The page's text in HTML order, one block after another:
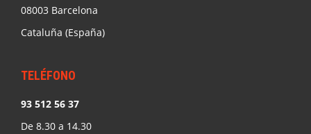
08003 Barcelona
Cataluña (España)
TELÉFONO
93 512 56 37
De 8.30 a 14.30